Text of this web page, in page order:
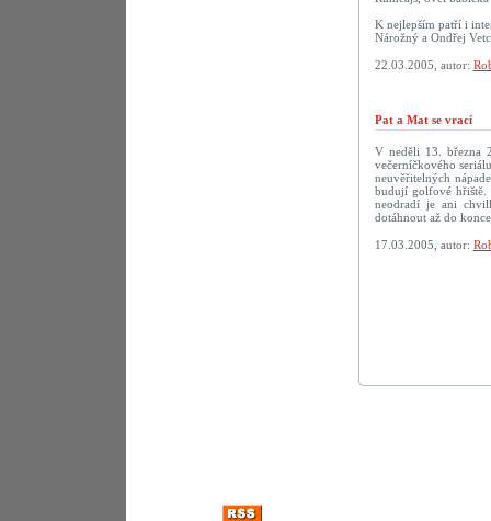
K nejlepším patří i
Nárožný a Ondřej
22.03.2005, autor:
Pat a Mat se vrací
V neděli 13. března
večerníčkového
neuvěřitelných
budují golfové hřiště.
neodradí je ani
dotáhnout až do
17.03.2005, autor: